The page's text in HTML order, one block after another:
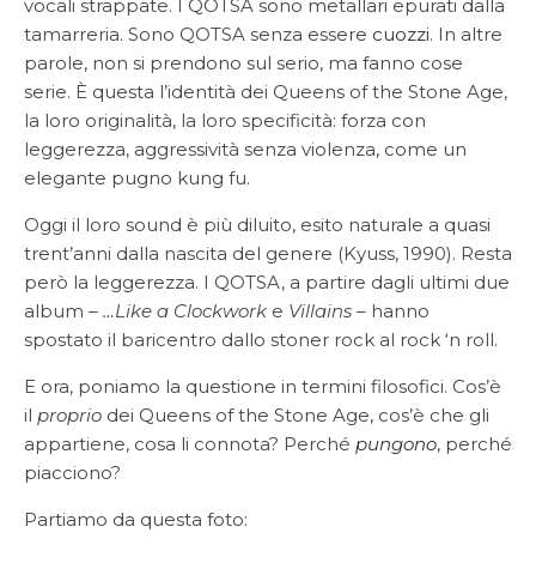
vocali strappate. I QOTSA sono metallari epurati dalla
tamarreria. Sono QOTSA senza essere cuozzi. In altre
parole, non si prendono sul serio, ma fanno cose
serie. È questa l’identità dei Queens of the Stone Age,
la loro originalità, la loro specificità: forza con
leggerezza, aggressività senza violenza, come un
elegante pugno kung fu.
Oggi il loro sound è più diluito, esito naturale a quasi
trent’anni dalla nascita del genere (Kyuss, 1990). Resta
però la leggerezza. I QOTSA, a partire dagli ultimi due
album – …Like a Clockwork e Villains – hanno
spostato il baricentro dallo stoner rock al rock ‘n roll.
E ora, poniamo la questione in termini filosofici. Cos’è
il proprio dei Queens of the Stone Age, cos’è che gli
appartiene, cosa li connota? Perché pungono, perché
piacciono?
Partiamo da questa foto: